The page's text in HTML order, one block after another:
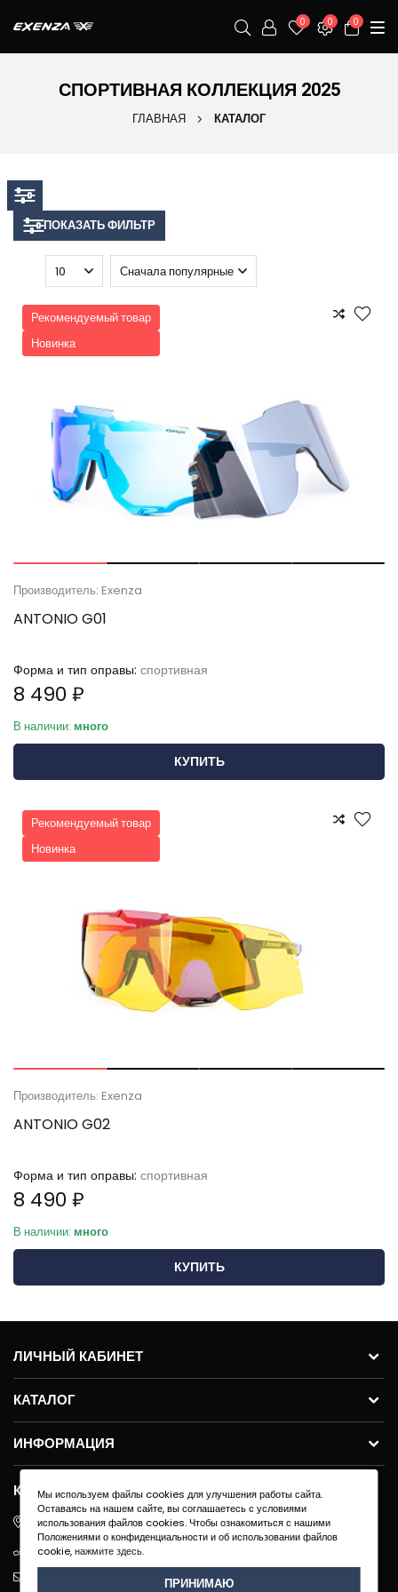
0 0 0
СПОРТИВНАЯ КОЛЛЕКЦИЯ 2025
ГЛАВНАЯ КАТАЛОГ
ПОКАЗАТЬ ФИЛЬТР
Рекомендуемый товар
Новинка
Производитель: Exenza
ANTONIO G01
Форма и тип оправы: спортивная
8 490 ₽
В наличии: много
КУПИТЬ
Рекомендуемый товар
Новинка
Производитель: Exenza
ANTONIO G02
Форма и тип оправы: спортивная
8 490 ₽
В наличии: много
КУПИТЬ
ЛИЧНЫЙ КАБИНЕТ
КАТАЛОГ
ИНФОРМАЦИЯ
КОНТАКТЫ
ул.Молодогвардейская 59с11, 121351, г. Москва
+7 495 640 91-40
Мы используем файлы cookies для улучшения работы сайта.
Оставаясь на нашем сайте, вы соглашаетесь с условиями
использования файлов cookies. Чтобы ознакомиться с нашими
Положениями о конфиденциальности и об использовании файлов
cookie,нажмите здесь.
ПРИНИМАЮ